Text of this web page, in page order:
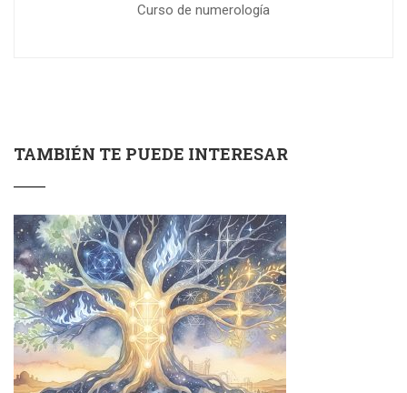
Curso de numerología
TAMBIÉN TE PUEDE INTERESAR